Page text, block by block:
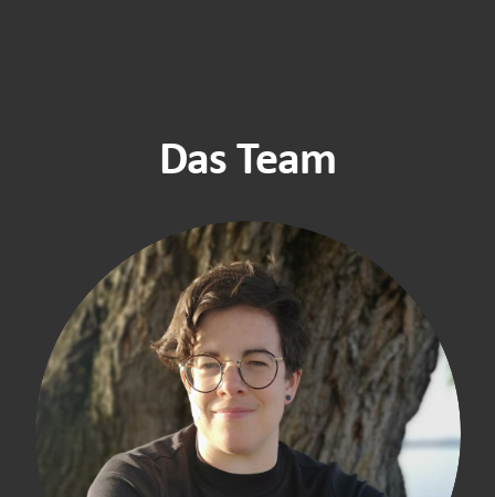
Das Team